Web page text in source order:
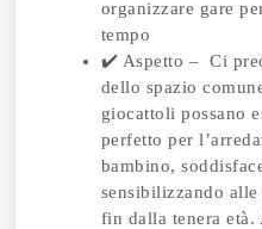
organizzare gare
tempo
✔️ Aspetto – Ci
dello spazio
giocattoli possano
perfetto per
bambino,
sensibilizzando
fin dalla tenera età.